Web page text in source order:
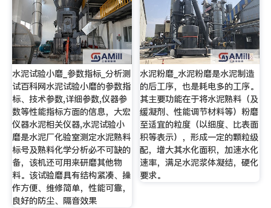
水泥试验小磨_参数指标_分析测
试百科网水泥试验小磨的参数指
标、技术参数,详细参数,仪器参
数等性能指标方面的信息，大宏
仪器水泥相关仪器,水泥试验小
磨是水泥厂化验室测定水泥熟料
标号及熟料化学分析必不可缺的
备，该机还可用来研磨其他物
料。该试验磨具有结构紧凑、操
作方便、维修简单，性能可靠，
良好的防尘、隔音效果
水泥粉磨_水泥粉磨是水泥制造
的后工序，也是耗电多的工序。
其主要功能在于将水泥熟料（及
缓凝剂、性能调节材料等）粉磨
至适宜的粒度（以细度、比表面
积等表示），形成一定的颗粒级
配，增大其水化面积，加速水化
速率，满足水泥浆体凝结，硬化
要求。